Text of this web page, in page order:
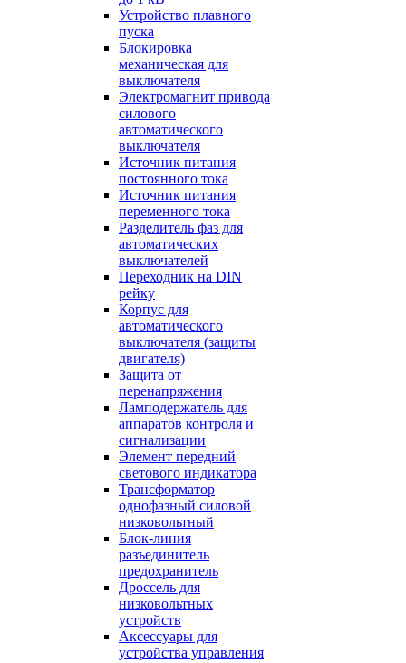
Устройство плавного
пуска
Блокировка
механическая для
выключателя
Электромагнит привода
силового
автоматического
выключателя
Источник питания
постоянного тока
Источник питания
переменного тока
Разделитель фаз для
автоматических
выключателей
Переходник на DIN
рейку
Корпус для
автоматического
выключателя (защиты
двигателя)
Защита от
перенапряжения
Ламподержатель для
аппаратов контроля и
сигнализации
Элемент передний
светового индикатора
Трансформатор
однофазный силовой
низковольтный
Блок-линия
разъединитель
предохранитель
Дроссель для
низковольтных
устройств
Аксессуары для
устройства управления